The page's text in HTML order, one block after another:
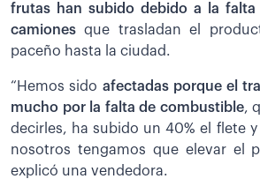
frutas han subido debido a la falta
camionesque trasladan el
paceño hasta la ciudad.
“Hemos sido afectadas porque el
mucho por la falta de combustible,
decirles, ha subido un 40% el flete
nosotros tengamos que elevar el
explicó una vendedora.